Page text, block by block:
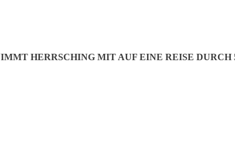
HERRSCHING MIT AUF EINE REISE DURCH